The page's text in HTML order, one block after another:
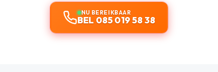
NU BEREIKBAAR
BEL 085 019 58 38